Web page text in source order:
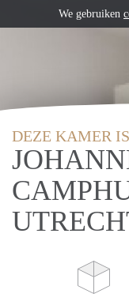
DEZE KAMER
We gebruiken